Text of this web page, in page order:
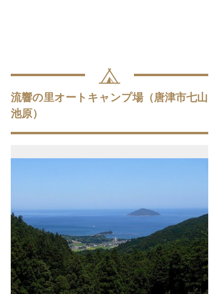
流響の里オートキャンプ場（唐津市七山
池原）